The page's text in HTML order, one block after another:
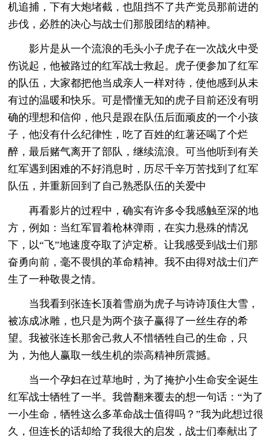
机追捕，下有大炮堵截，也阻挡不了共产党员那前进的
步伐，必胜的决心与战士们那股团结的精神。
影片是从一个流浪的毛头小子虎子在一次战火中受
伤说起，他被路过的红军战士救起。虎子便参加了红军
的队伍，大家都把他当成亲人一样对待，使他感到从未
有过的温暖和快乐。可是懵懂无知的虎子目前还没有明
确的理想和信仰，他只是跟在队伍后面顽皮的一个小孩
子，他没有什么纪律性，吃了百姓的红薯还喝了个烂
醉，最后赌气离开了部队，继续流浪。可当他听到有关
红军遇到困难的不好消息时，历尽千辛万苦找到了红军
队伍，并重新回到了自己熟悉队伍的关爱中
再看影片的过程中，确实有许多令我感触至深的地
方，例如：当红军冒着枪林弹雨，在实力悬殊的情况
下，以“飞”地速度夺取了泸定桥。让我感受到战士们那
奋勇向前，毫不畏惧的革命精神。我不由得对战士们产
生了一种敬畏之情。
当我看到张连长顶着雪崩为虎子与诗诗顶住大雪，
被冻成冰雕，也只是为两个孩子赢得了一丝生存的希
望。我被张连长那舍己救人不惜牺牲自己的生命，只
为，为他人赢取一线生机的崇高精神所震撼。
当一个孕妇在过草地时，为了掩护小生命安全诞生
红军战士牺牲了一半。我曾翻来覆去的想一句话：“为了
一小生命，牺牲这么多革命战士值得吗？”我为此想过很
久，但连长的话却给了我很大的启发，战士们奉献出了